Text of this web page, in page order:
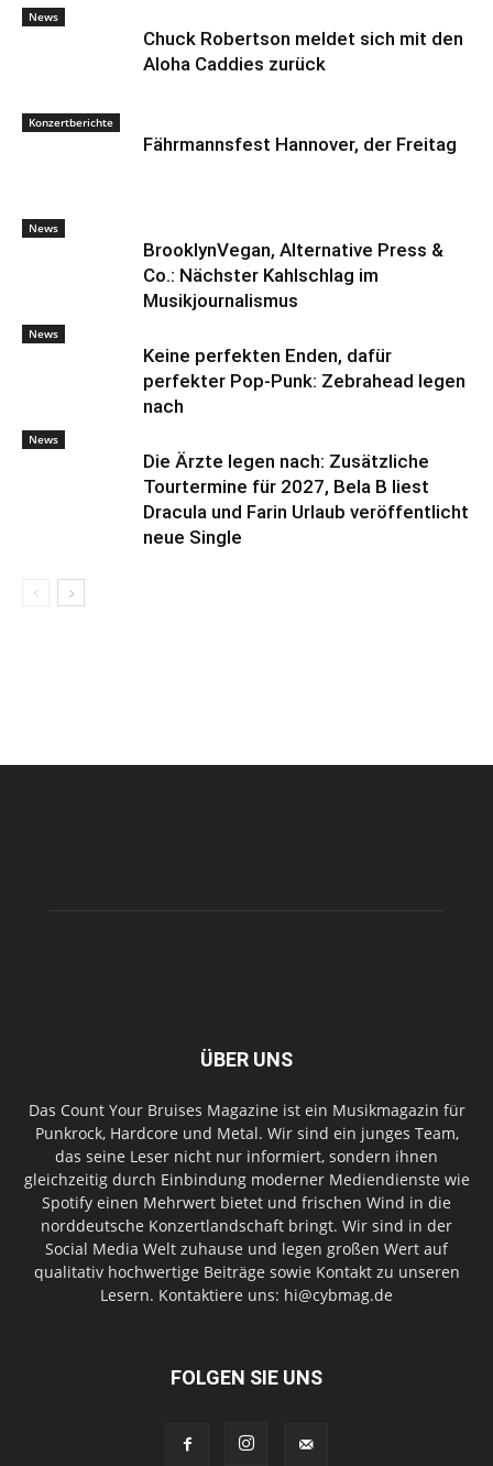
News
Chuck Robertson meldet sich mit den
Aloha Caddies zurück
Konzertberichte
Fährmannsfest Hannover, der Freitag
News
BrooklynVegan, Alternative Press &
Co.: Nächster Kahlschlag im
Musikjournalismus
News
Keine perfekten Enden, dafür
perfekter Pop-Punk: Zebrahead legen
nach
News
Die Ärzte legen nach: Zusätzliche
Tourtermine für 2027, Bela B liest
Dracula und Farin Urlaub veröffentlicht
neue Single
ÜBER UNS
Das Count Your Bruises Magazine ist ein Musikmagazin für
Punkrock, Hardcore und Metal. Wir sind ein junges Team,
das seine Leser nicht nur informiert, sondern ihnen
gleichzeitig durch Einbindung moderner Mediendienste wie
Spotify einen Mehrwert bietet und frischen Wind in die
norddeutsche Konzertlandschaft bringt. Wir sind in der
Social Media Welt zuhause und legen großen Wert auf
qualitativ hochwertige Beiträge sowie Kontakt zu unseren
Lesern. Kontaktiere uns: hi@cybmag.de
FOLGEN SIE UNS